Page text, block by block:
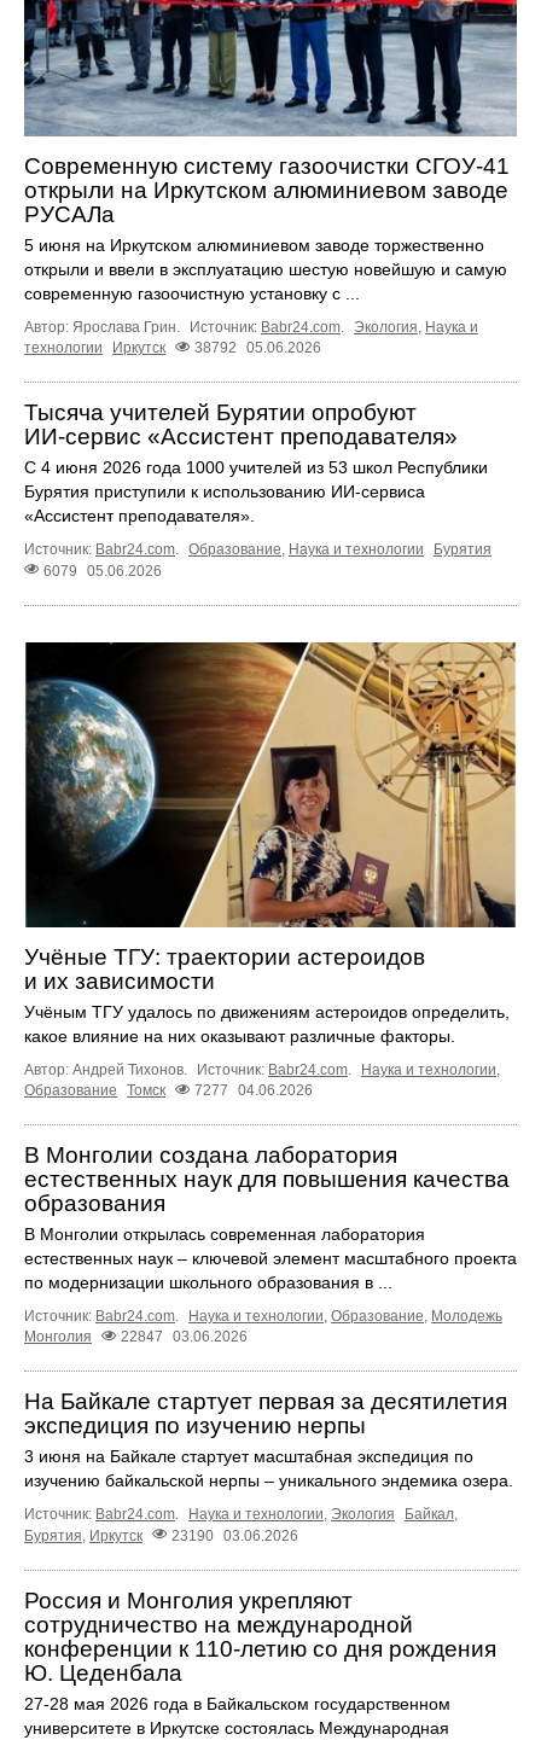
Современную систему газоочистки СГОУ-41
открыли на Иркутском алюминиевом заводе
РУСАЛа
5 июня на Иркутском алюминиевом заводе торжественно
открыли и ввели в эксплуатацию шестую новейшую и самую
современную газоочистную установку с ...
Автор: Ярослава Грин. Источник: Babr24.com. Экология, Наука и
технологии
Иркутск 38792 05.06.2026
Тысяча учителей Бурятии опробуют
ИИ‑сервис «Ассистент преподавателя»
С 4 июня 2026 года 1000 учителей из 53 школ Республики
Бурятия приступили к использованию ИИ‑сервиса
«Ассистент преподавателя».
Источник: Babr24.com. Образование, Наука и технологии
Бурятия
6079
05.06.2026
Учёные ТГУ: траектории астероидов
и их зависимости
Учёным ТГУ удалось по движениям астероидов определить,
какое влияние на них оказывают различные факторы.
Автор: Андрей Тихонов. Источник: Babr24.com. Наука и технологии,
Образование
Томск 7277 04.06.2026
В Монголии создана лаборатория
естественных наук для повышения качества
образования
В Монголии открылась современная лаборатория
естественных наук – ключевой элемент масштабного проекта
по модернизации школьного образования в ...
Источник: Babr24.com. Наука и технологии, Образование, Молодежь
Монголия
22847 03.06.2026
На Байкале стартует первая за десятилетия
экспедиция по изучению нерпы
3 июня на Байкале стартует масштабная экспедиция по
изучению байкальской нерпы – уникального эндемика озера.
Источник: Babr24.com. Наука и технологии, Экология Байкал,
Бурятия Иркутск 23190 03.06.2026
Россия и Монголия укрепляют
сотрудничество на международной
конференции к 110‑летию со дня рождения
Ю. Цеденбала
27-28 мая 2026 года в Байкальском государственном
университете в Иркутске состоялась Международная